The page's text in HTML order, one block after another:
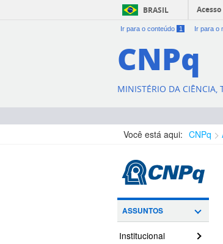
BRASIL
Ir para o conteúdo 1 Ir para o
CNPq
MINISTÉRIO DA CIÊNCIA,
Você está aqui: CNPq
ASSUNTOS
Institucional